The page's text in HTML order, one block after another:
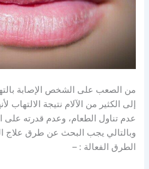
من الصعب على الشخص الإصابة
إلى الكثير من الآلام نتيجة الالتهاب
عدم تناول الطعام، وعدم قدرته على
وبالتالي يجب البحث عن طرق علاج
الطرق الفعالة : –